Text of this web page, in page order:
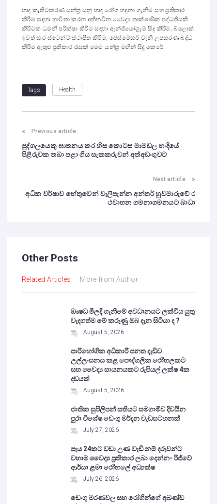
හෘද කැතීටකරණ යන්ත්‍ර යනු හෘද රෝග හඳුනා ගැනීම සහ ප්‍රතිකාර
කිරීම සඳහා භාවිතා කරන අතිනවීන වෛද්‍ය තාක්ෂණික පද්ධතියකි.
කිරීටක ධමනි පරීක්ෂා කිරීම සඳහා ඇන්ජියෝග්‍රෑම් සිදු කිරීම, බ්ලොක්
ඉවත් කර ස්ටෙන්ට් ස්ථාපිත කිරීම, පේස්මේකර් වැනි උපකරණ බද්ධ
කිරීම ඇතුළු ප්‍රතිකාර රැසක් මෙම යන්ත්‍ර මඟින් සිදු කෙරේ.
Tags Health
Previous article
පුද්ගලයෙකු ඝාතනය කර හිස කොටස මාමඩල හංදියේ
පිළිරුවක තබා පළා ගිය සැකකරුවන් අත්අඩංගුවට
Next article
අධික වර්ෂාව හේතුවෙන් වැලිපැන්න අන්තර් හුවමාරුවේ ර
ථවාහන ගමනාගමනයට බාධා
Other Posts
Related Articles More from Author
ඖෂධ මිලදී ගැනීමේ අවධානයට ලක්විය යුතු
වැදගත්ම මේ කරුණු ඔබ දැන සිටියා ද ?
August 5, 2026
පාරිභෝගික අධිකාරී පනත දැඩිව
උල්ලංඝනය කළ පෞද්ගලික රෝහලකට
සහ වෛද්‍ය සායනයකට රුපියල් ලක්ෂ 4ක
දඩයක්
August 5, 2026
ජාතික සුපිලිපන් සතියට සමගාමීව දිවයින
පුරා විශේෂ ඩෙංගු මර්දන වැඩසටහනක්
July 27, 2026
පැය 24කට වඩා උණ වැඩි නම් දරුවන්ට
වහාම වෛද්‍ය ප්‍රතිකාර ලබා දෙන්න- රිජ්වේ
ආර්යා ළමා රෝහලේ අධ්‍යක්ෂ
July 26, 2026
ඩෙංගු මරණවල සහ රෝගීන්ගේ අඛණ්ඩ